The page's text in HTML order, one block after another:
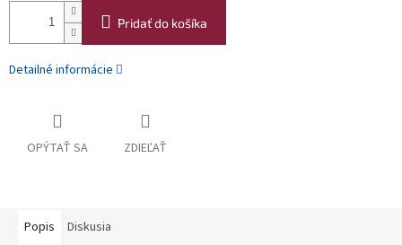
Pridať do košíka
Detailné informácie
OPÝTAŤ SA ZDIEĽAŤ
Popis Diskusia